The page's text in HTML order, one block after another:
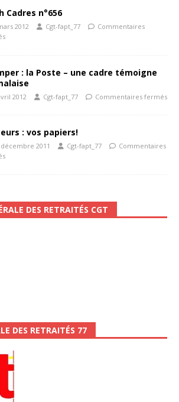
Cadres n°656
2012 Cgt-fapt_77
Commentaires
: la Poste – une cadre témoigne
2012 Cgt-fapt_77 Commentaires fermés
: vos papiers!
2011 Cgt-fapt_77
Commentaires
DES RETRAITÉS CGT
DES RETRAITÉS 77